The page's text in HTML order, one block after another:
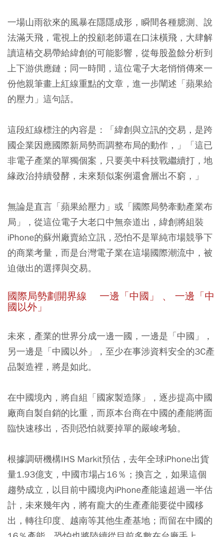
一場山雨欲來的風暴在隱隱成形，瞬間各種臆測、說
法滿天飛，電視上的投顧老師還在口沫橫飛，大肆解
讀這樁交易帶給緯創的可能影響，從每股盈餘分析到
上下游供應鏈；同一時間，這位電子大老悄悄傳來一
份他親筆畫上紅線重點的文章，進一步闡述「蘋果給
的壓力」這句話。
這段紅線標注的內容是：「緯創與立訊的交易，是跨
國企業因應國際新局勢而調整布局的動作，」「這已
非電子產業的單獨個案，只要美中科技戰繼續打，地
緣政治持續發酵，未來類似案例還會層出不窮，」
無論是直言「蘋果給壓力」或「國際局勢牽動產業布
局」，從這位電子大老口中無奈道出，緯創將組裝
iPhone的蘇州廠賣給立訊，恐怕不是單純市場競爭下
的商業考量，而是台灣電子業在這場國際潮流中，被
迫做出的選擇與交易。
國際局勢劃開界線 一邊「中國」 、 一邊「中
國以外」
未來，產業的世界分成一邊一國，一邊是「中國」，
另一邊是「中國以外」，至少在事涉資料安全的3C產
品製造裡，將是如此。
在中國境內，將自組「國家製造隊」，逐步提高中國
廠商自製自銷的比重，而原本台商在中國的產能將面
臨快速移出，否則恐怕就要掉單的嚴峻考驗。
根據調研機構IHS Markit預估，去年全球iPhone出貨
量1.93億支，中國市場占16％；換言之，如果這個
趨勢成立，以目前中國境內iPhone產能遠超過一半估
計，未來幾年內，將有龐大的生產產能要從中國移
出，轉往印度、越南等其他生產基地；而留在中國的